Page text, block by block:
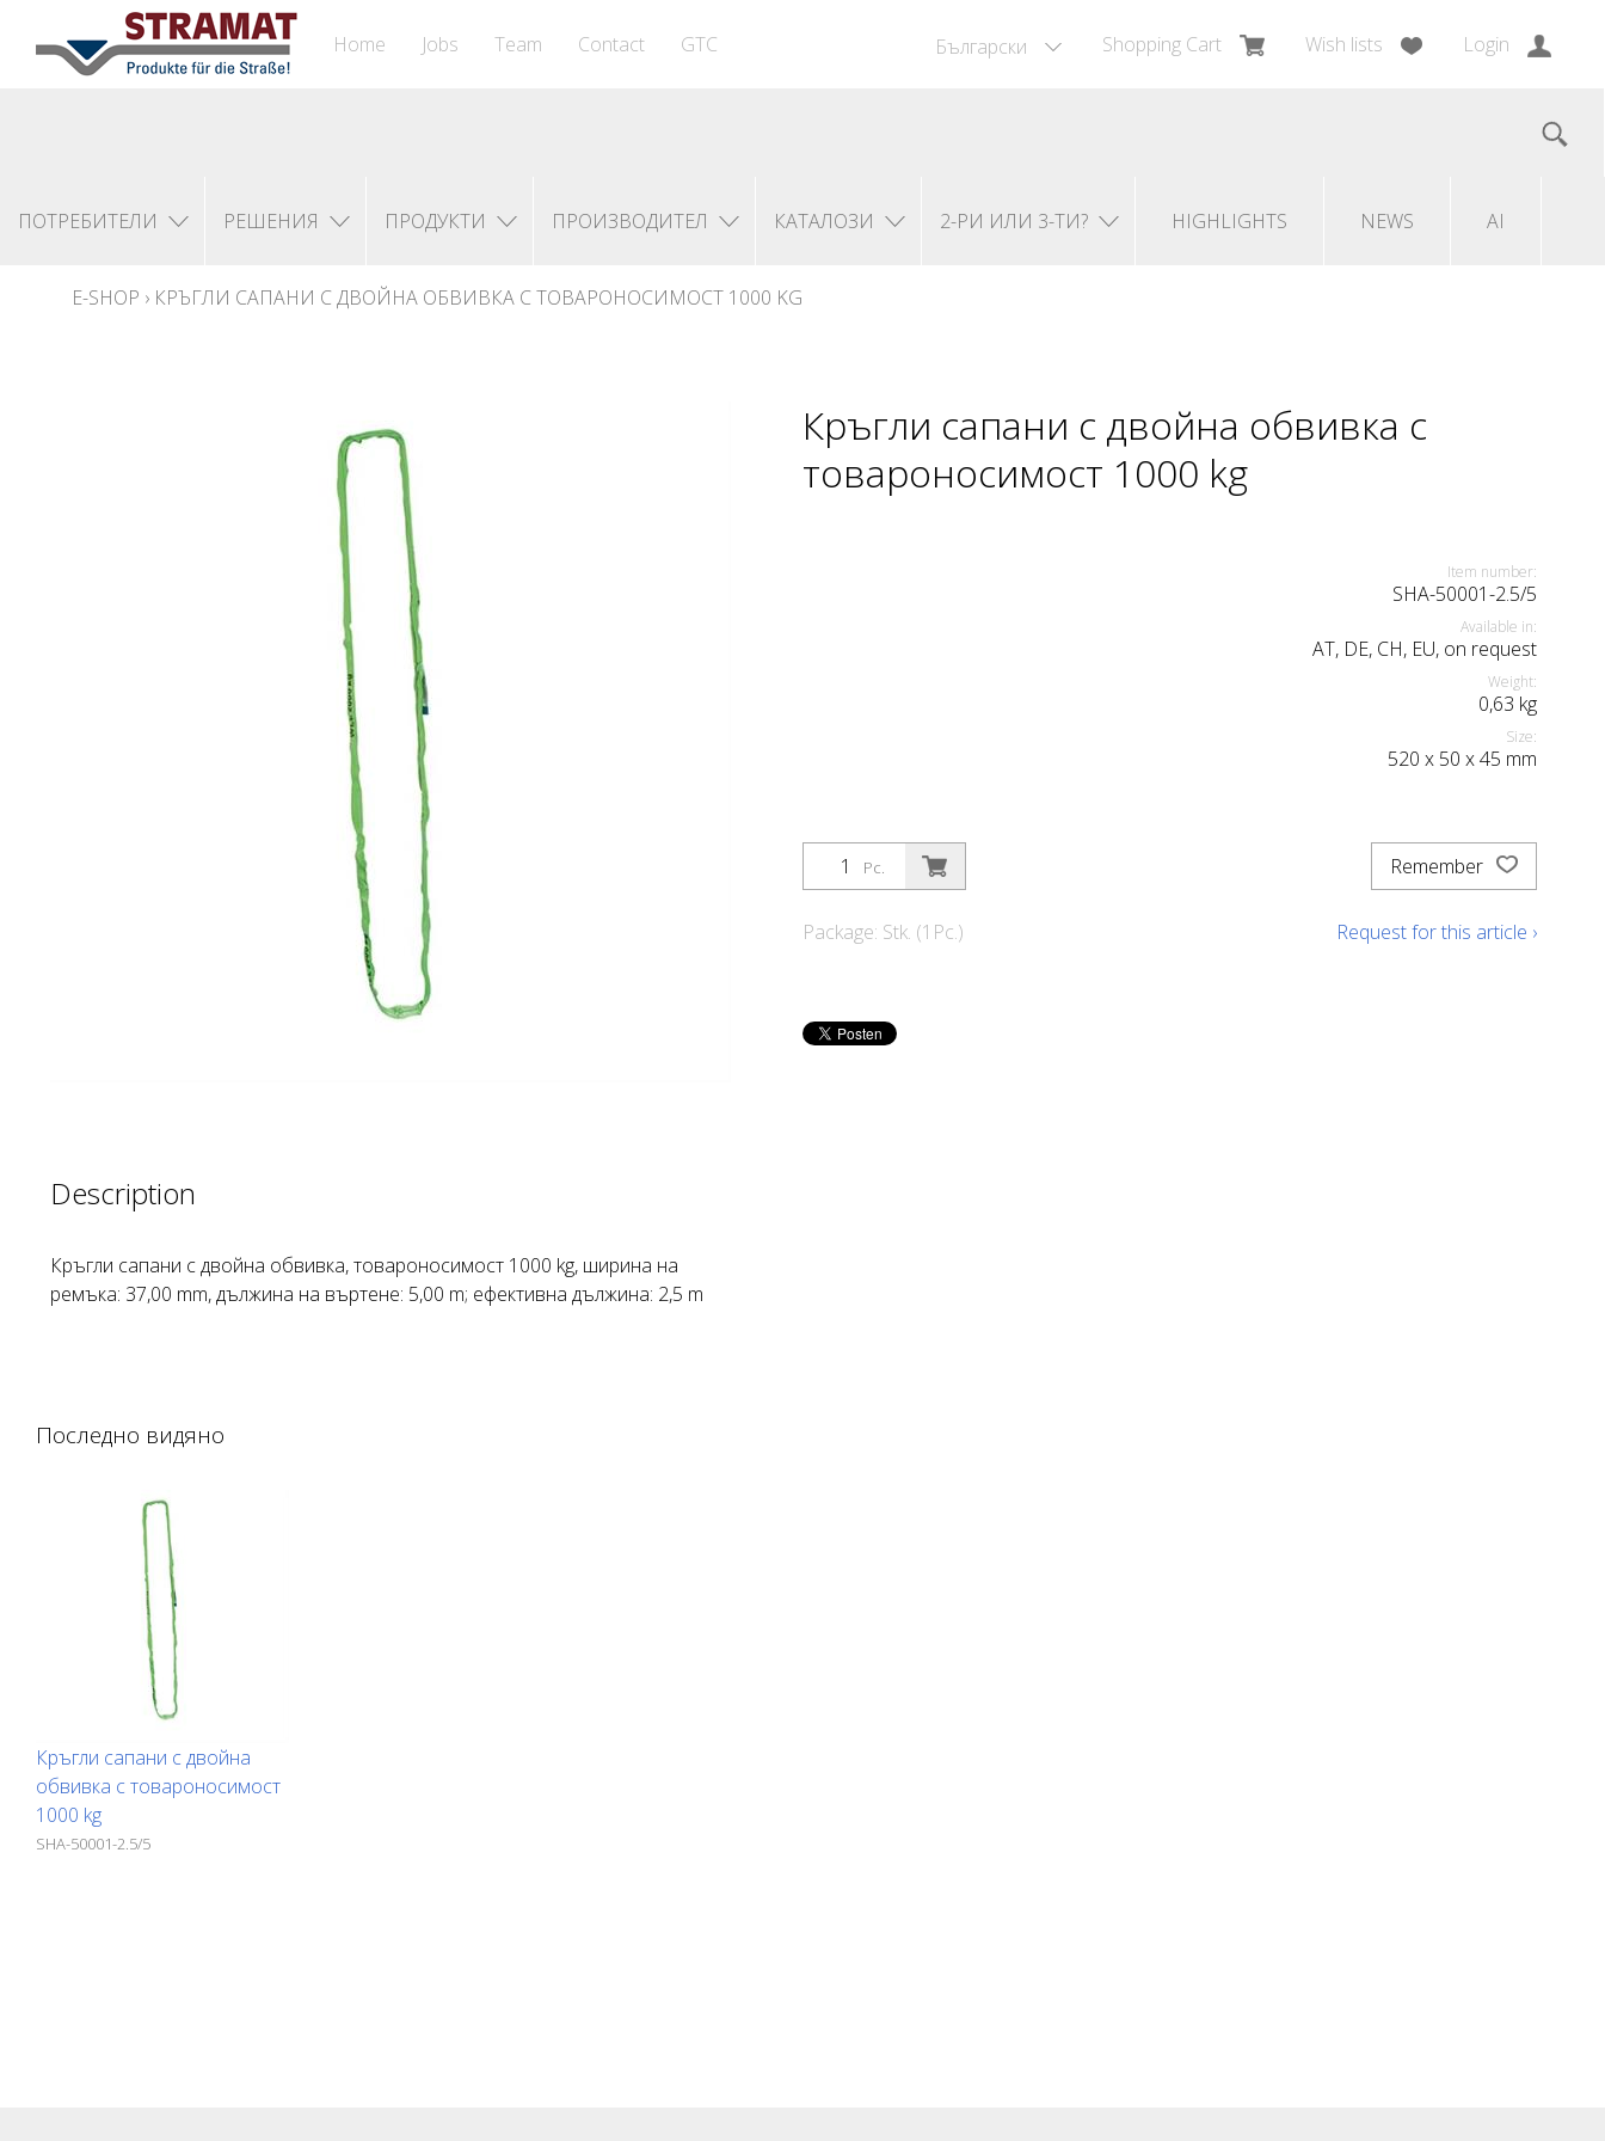
Български Shopping Cart Wish lists Login
Home Jobs Team Contact GTC
ПОТРЕБИТЕЛИ РЕШЕНИЯ ПРОДУКТИ ПРОИЗВОДИТЕЛ КАТАЛОЗИ 2-РИ ИЛИ 3-ТИ? HIGHLIGHTS NEWS AI
E-SHOP › КРЪГЛИ САПАНИ С ДВОЙНА ОБВИВКА С ТОВАРОНОСИМОСТ 1000 KG
Кръгли сапани с двойна обвивка с
товароносимост 1000 kg
Item number:
SHA-50001-2.5/5
Available in:
AT, DE, CH, EU, on request
Weight:
0,63 kg
Size:
520 x 50 x45 mm
Pc.
Package: Stk. (1Pc.)
Remember
Request for this article ›
Description
Кръгли сапани с двойна обвивка, товароносимост 1000 kg, ширина на
ремъка: 37,00 mm, дължина на въртене: 5,00 m; ефективна дължина: 2,5 m
Последно видяно
Кръгли сапани с двойна
обвивка с товароносимост
1000 kg
SHA-50001-2.5/5